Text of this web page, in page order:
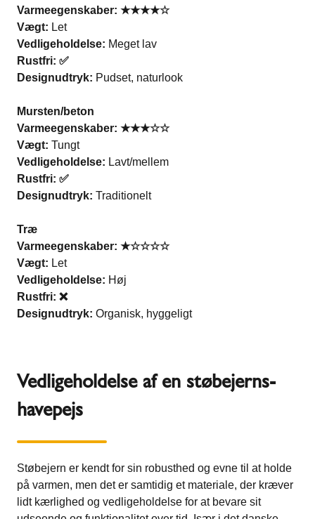
Varmeegenskaber: ★★★★☆
Vægt: Let
Vedligeholdelse: Meget lav
Rustfri: ✅
Designudtryk: Pudset, naturlook
Mursten/beton
Varmeegenskaber: ★★★☆☆
Vægt: Tungt
Vedligeholdelse: Lavt/mellem
Rustfri: ✅
Designudtryk: Traditionelt
Træ
Varmeegenskaber: ★☆☆☆☆
Vægt: Let
Vedligeholdelse: Høj
Rustfri: ❌
Designudtryk: Organisk, hyggeligt
Vedligeholdelse af en støbejerns-
havepejs
Støbejern er kendt for sin robusthed og evne til at holde
på varmen, men det er samtidig et materiale, der kræver
lidt kærlighed og vedligeholdelse for at bevare sit